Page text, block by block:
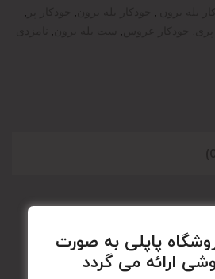
,
,
,
,
,
,
محضر و …پاپلی به صورت
ارائه می گردد